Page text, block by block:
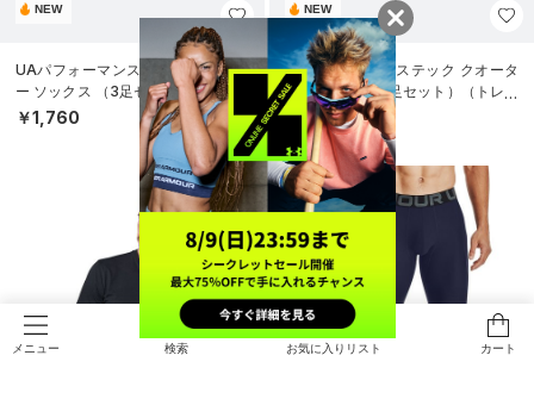
メニュー 検索 お気に入りリスト カート
NEW
UAパフォーマンステック ノーショ
ー ソックス （3足セット）（トレー
ニング/UNISEX）
￥1,760
NEW
UAパフォーマンステック クオータ
ー ソックス （3足セット）（トレー
ニング/UNISEX）
￥1,760